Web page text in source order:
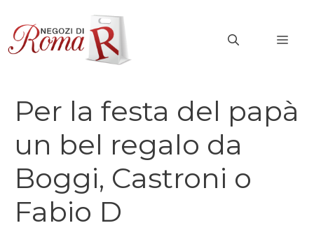
contenuto
Per la festa del papà
un bel regalo da
Boggi, Castroni o
Fabio D